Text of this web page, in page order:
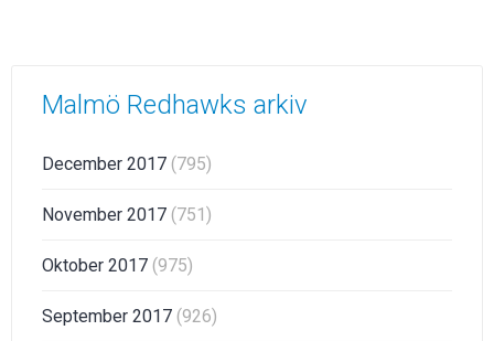
Malmö Redhawks arkiv
December 2017 (795)
November 2017 (751)
Oktober 2017 (975)
September 2017 (926)